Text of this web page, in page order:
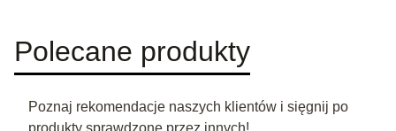
Polecane produkty
Poznaj rekomendacje naszych klientów i sięgnij po
produkty sprawdzone przez innych!